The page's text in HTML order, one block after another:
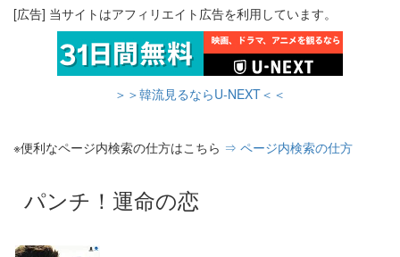
[広告] 当サイトはアフィリエイト広告を利用しています。
＞＞韓流見るならU-NEXT＜＜
※便利なページ内検索の仕方はこちら ⇒ ページ内検索の仕方
パンチ！運命の恋